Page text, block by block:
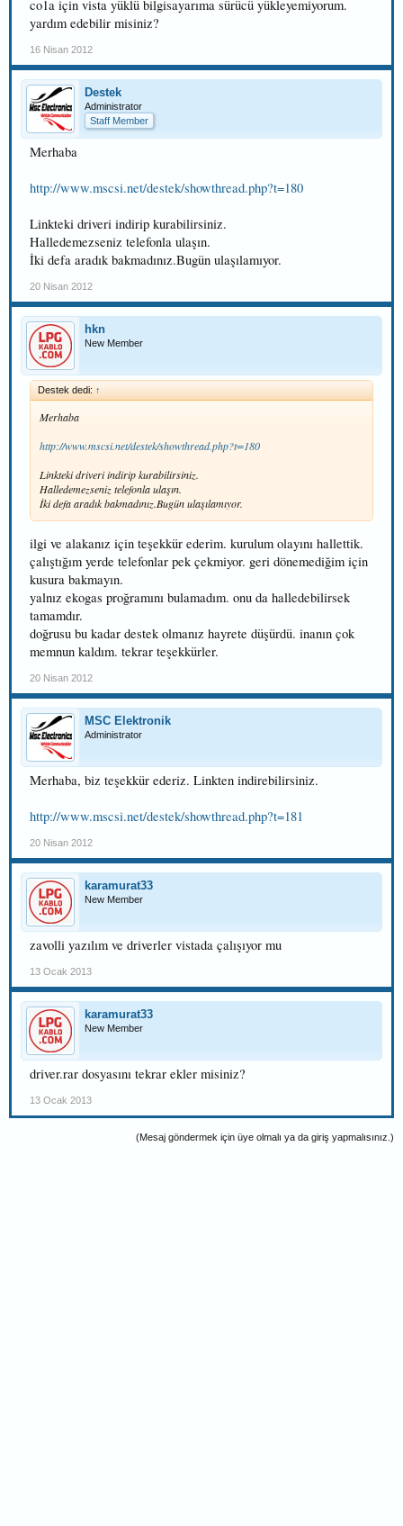
co1a için vista yüklü bilgisayarıma sürücü yükleyemiyorum.
yardım edebilir misiniz?
16 Nisan 2012
Destek
Administrator
Staff Member
Merhaba
http://www.mscsi.net/destek/showthread.php?t=180
Linkteki driveri indirip kurabilirsiniz.
Halledemezseniz telefonla ulaşın.
İki defa aradık bakmadınız.Bugün ulaşılamıyor.
20 Nisan 2012
hkn
New Member
Destek dedi: ↑
Merhaba
http://www.mscsi.net/destek/showthread.php?t=180
Linkteki driveri indirip kurabilirsiniz.
Halledemezseniz telefonla ulaşın.
İki defa aradık bakmadınız.Bugün ulaşılamıyor.
ilgi ve alakanız için teşekkür ederim. kurulum olayını hallettik.
çalıştığım yerde telefonlar pek çekmiyor. geri dönemediğim için
kusura bakmayın.
yalnız ekogas proğramını bulamadım. onu da halledebilirsek
tamamdır.
doğrusu bu kadar destek olmanız hayrete düşürdü. inanın çok
memnun kaldım. tekrar teşekkürler.
20 Nisan 2012
MSC Elektronik
Administrator
Merhaba, biz teşekkür ederiz. Linkten indirebilirsiniz.
http://www.mscsi.net/destek/showthread.php?t=181
20 Nisan 2012
karamurat33
New Member
zavolli yazılım ve driverler vistada çalışıyor mu
13 Ocak 2013
karamurat33
New Member
driver.rar dosyasını tekrar ekler misiniz?
13 Ocak 2013
(Mesaj göndermek için üye olmalı ya da giriş yapmalısınız.)